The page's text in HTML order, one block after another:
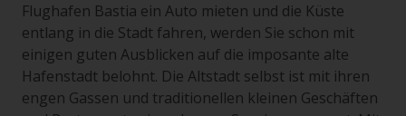
Flughafen Bastia ein Auto mieten und die Küste
entlang in die Stadt fahren, werden Sie schon mit
einigen guten Ausblicken auf die imposante alte
Hafenstadt belohnt. Die Altstadt selbst ist mit ihren
engen Gassen und traditionellen kleinen Geschäften